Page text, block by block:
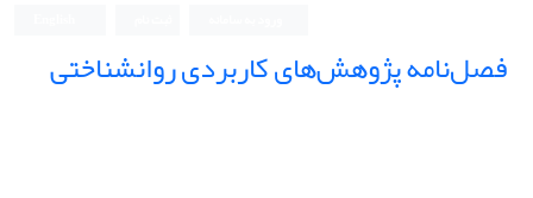
فصل‌نامه پژوهش‌های کاربردی روانشناختی